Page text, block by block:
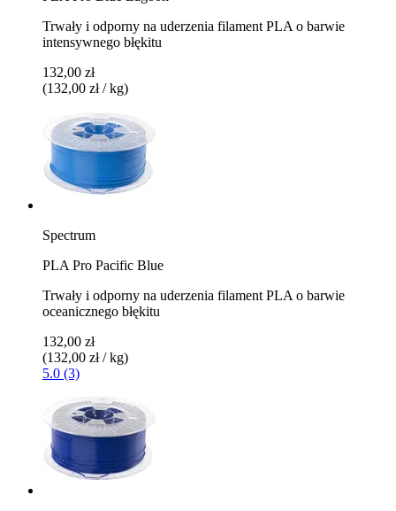
Trwały i odporny na uderzenia filament PLA o barwie
intensywnego błękitu
132,00 zł
(132,00 zł / kg)
Spectrum
PLA Pro Pacific Blue
Trwały i odporny na uderzenia filament PLA o barwie
oceanicznego błękitu
132,00 zł
(132,00 zł / kg)
5.0 (3)